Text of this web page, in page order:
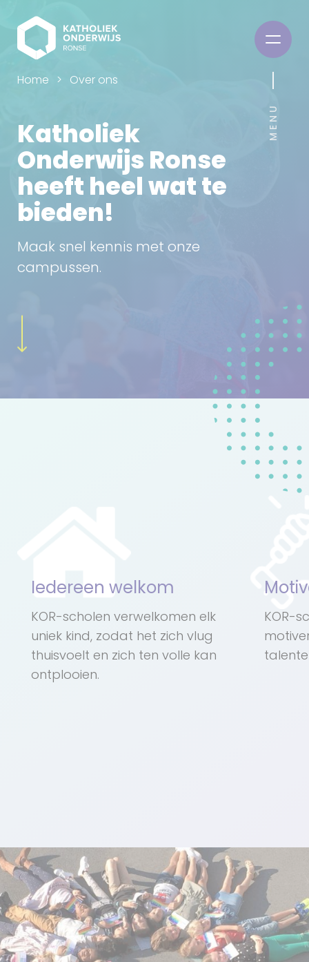
MENU
Home Over ons
Katholiek
Onderwijs Ronse
heeft heel wat te
bieden!
Maak snel kennis met onze
campussen.
Iedereen welkom
KOR-scholen verwelkomen elk
uniek kind, zodat het zich vlug
thuisvoelt en zich ten volle kan
ontplooien.
KOR-